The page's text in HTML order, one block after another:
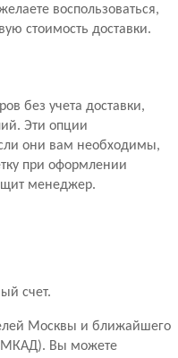
воспользоваться,
стоимость доставки.
без учета доставки,
Эти опции
они вам необходимы,
при оформлении
менеджер.
счет.
Москвы и ближайшего
МКАД). Вы можете